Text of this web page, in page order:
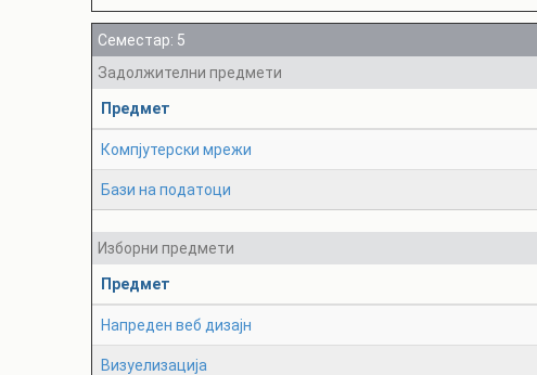
Семестар: 5
Задолжителни предмети
Предмет
Компјутерски мрежи
Бази на податоци
Изборни предмети
Предмет
Напреден веб дизајн
Визуелизација